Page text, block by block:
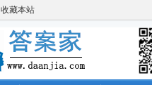
收藏本站